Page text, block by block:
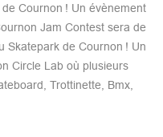
Cournon ! Un évènement
Jam Contest sera de
Skatepark de Cournon ! Un
Circle Lab où plusieurs
Trottinette, Bmx,